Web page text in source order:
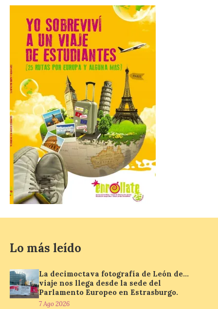
mes de vigencia
7 Ago 2026
Las personas que hayan
cumplido o cumplan 18
años en 2026 pueden
solicitar esta ayuda en la
web
https://bonoculturajoven.gob.es/ hasta el
31 de octubre. Desde este año, los 400
euros del Bono pueden utilizarse tanto
para consumir productos culturales como
[…]
El Gobierno de España
lanza un visor web para
localizar y disfrutar del
eclipse solar del 12 de
agosto con seguridad
Se trata de un visor web
posición exacta del Sol y
así localizar el lugar ideal
para observar el eclipse
solar del 12 de agosto de 2026 sin
obstáculos. El visor es una herramienta a
Lo más leído
La decimoctava fotografía de León de…
viaje nos llega desde la sede del
Parlamento Europeo en Estrasburgo.
7 Ago 2026